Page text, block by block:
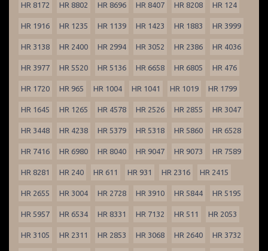
HR 8172 HR 8802 HR 8696 HR 8407 HR 8208 HR 124
HR 1916 HR 1235 HR 1139 HR 1423 HR 1883 HR 3999
HR 3138 HR 2400 HR 2994 HR 3052 HR 2386 HR 4036
HR 3977 HR 5520 HR 5136 HR 6658 HR 6805 HR 476
HR 1720 HR 965 HR 1004 HR 1041 HR 1019 HR 1799
HR 1645 HR 1265 HR 4578 HR 2526 HR 2855 HR 3047
HR 3448 HR 4238 HR 5379 HR 5318 HR 5860 HR 6528
HR 7416 HR 6980 HR 8040 HR 9047 HR 9073 HR 7589
HR 8281 HR 240 HR 611 HR 931 HR 2316 HR 2415
HR 2655 HR 3004 HR 2728 HR 3910 HR 5844 HR 5195
HR 5957 HR 6534 HR 8331 HR 7132 HR 511 HR 2053
HR 3105 HR 2311 HR 2853 HR 3068 HR 2640 HR 3732